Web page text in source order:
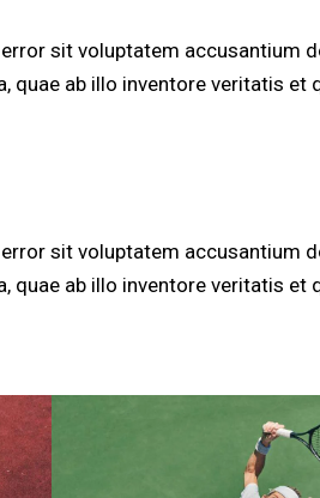
sit voluptatem accusantium
quae ab illo inventore veritatis et
sit voluptatem accusantium
quae ab illo inventore veritatis et